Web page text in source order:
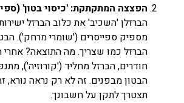
הפצצה המתקתקת: 'כיסוי בטון'
הברזלן 'השכיב' את כלוב הברזל
מספיק ספייסרים ('שומרי מרחק').
הברזל כמו שצריך. מה התוצאה?
חודרים, הברזל מחליד ('קורוזיה'),
הבטון מבפנים. זה לא רק נראה
תצטרך לתקן על חשבונך.